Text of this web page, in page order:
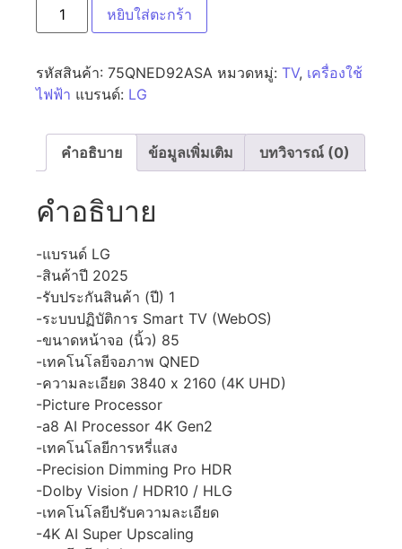
หยิบใส่ตะกร้า
รหัสสินค้า: 75QNED92ASA หมวดหมู่: TV, เครื่องใช้
ไฟฟ้า แบรนด์: LG
คำอธิบาย ข้อมูลเพิ่มเติม บทวิจารณ์ (0)
คำอธิบาย
-แบรนด์ LG
-สินค้าปี 2025
-รับประกันสินค้า (ปี) 1
-ระบบปฏิบัติการ Smart TV (WebOS)
-ขนาดหน้าจอ (นิ้ว) 85
-เทคโนโลยีจอภาพ QNED
-ความละเอียด 3840 x 2160 (4K UHD)
-Picture Processor
-a8 AI Processor 4K Gen2
-เทคโนโลยีการหรี่แสง
-Precision Dimming Pro HDR
-Dolby Vision / HDR10 / HLG
-เทคโนโลยีปรับความละเอียด
-4K AI Super Upscaling